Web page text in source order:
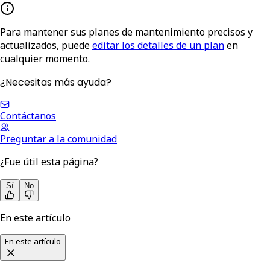
Para mantener sus planes de mantenimiento precisos y
actualizados, puedeeditar los detalles de un planen
cualquier momento.
¿Necesitas más ayuda?
Contáctanos
Preguntar a la comunidad
¿Fue útil esta página?
Sí No
En este artículo
En este artículo